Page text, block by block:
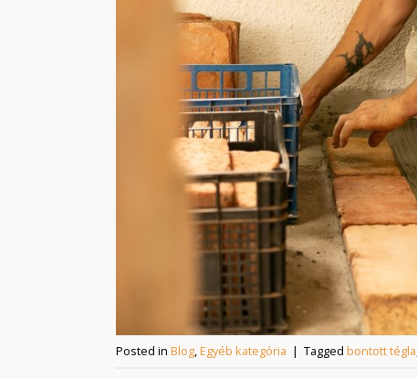
Posted in Blog,Egyéb kategória | Tagged bontott tégla